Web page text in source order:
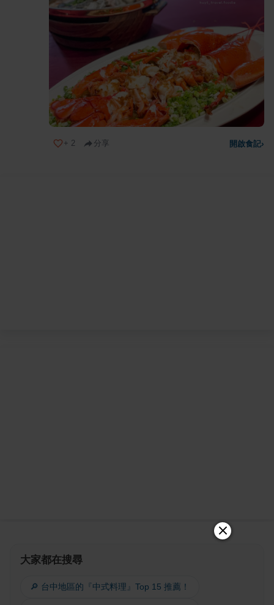
+ 2 分享 開啟食記›
大家都在搜尋
🔎 台中地區的『中式料理』Top 15 推薦！